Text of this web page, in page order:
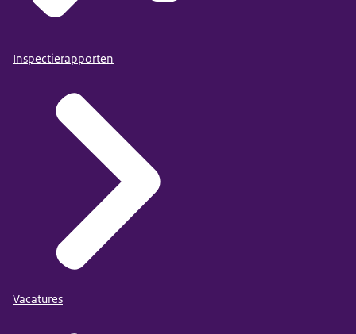
Inspectierapporten
Vacatures